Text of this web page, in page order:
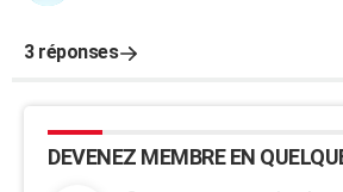
3 réponses
DEVENEZ MEMBRE EN